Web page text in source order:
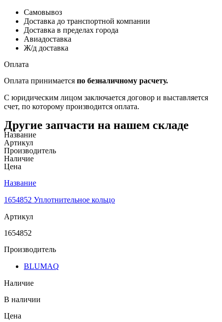
Самовывоз
Доставка до транспортной компании
Доставка в пределах города
Авиадоставка
Ж/д доставка
Оплата
Оплата принимается по безналичному расчету.
С юридическим лицом заключается договор и выставляется
счет, по которому производится оплата.
Другие запчасти на нашем складе
Название
Артикул
Производитель
Наличие
Цена
Название
1654852 Уплотнительное кольцо
Артикул
1654852
Производитель
BLUMAQ
Наличие
В наличии
Цена